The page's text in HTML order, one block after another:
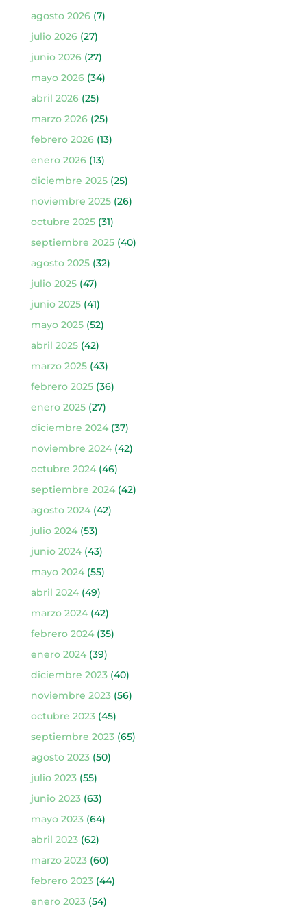
agosto 2026(7)
julio 2026(27)
junio 2026(27)
mayo 2026(34)
abril 2026(25)
marzo 2026(25)
febrero 2026(13)
enero 2026(13)
diciembre 2025(25)
noviembre 2025(26)
octubre 2025(31)
septiembre 2025(40)
agosto 2025(32)
julio 2025(47)
junio 2025(41)
mayo 2025(52)
abril 2025(42)
marzo 2025(43)
febrero 2025(36)
enero 2025(27)
diciembre 2024(37)
noviembre 2024(42)
octubre 2024(46)
septiembre 2024(42)
agosto 2024(42)
julio 2024(53)
junio 2024(43)
mayo 2024(55)
abril 2024(49)
marzo 2024(42)
febrero 2024(35)
enero 2024(39)
diciembre 2023(40)
noviembre 2023(56)
octubre 2023(45)
septiembre 2023(65)
agosto 2023(50)
julio 2023(55)
junio 2023(63)
mayo 2023(64)
abril 2023(62)
marzo 2023(60)
febrero 2023(44)
enero 2023(54)